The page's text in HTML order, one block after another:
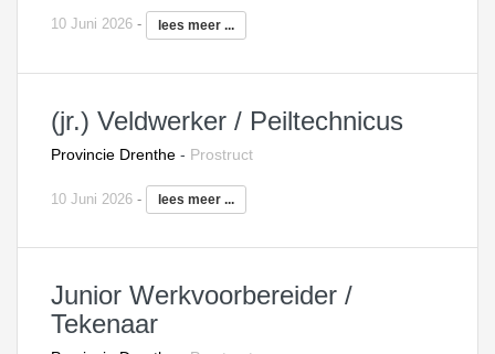
10 Juni 2026 - lees meer ...
(jr.) Veldwerker / Peiltechnicus
Provincie Drenthe - Prostruct
10 Juni 2026 - lees meer ...
Junior Werkvoorbereider /
Tekenaar